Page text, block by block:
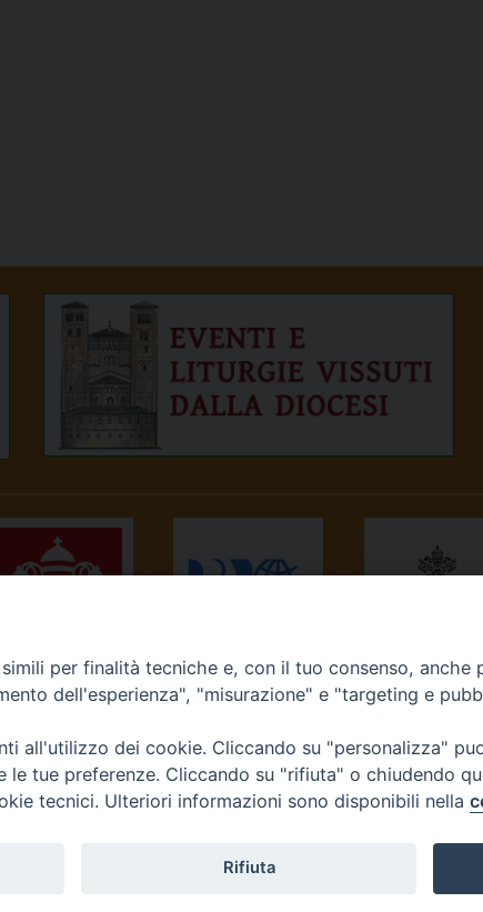
NEWS.VA RADIO VATICANA
ROMANO
3 10015 Ivrea (To) Tel. 0125.641138 Fax 0125.40296
per finalità tecniche e, con il tuo consenso, anche
dell'esperienza", "misurazione" e "targeting e
all'utilizzo dei cookie. Cliccando su "personalizza"
le tue preferenze. Cliccando su "rifiuta" o chiudendo
tecnici. Ulteriori informazioni sono disponibili nella
Rifiuta